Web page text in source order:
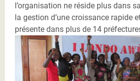
l’organisation ne réside plus dans
la gestion d’une croissance rapide
présente dans plus de 14